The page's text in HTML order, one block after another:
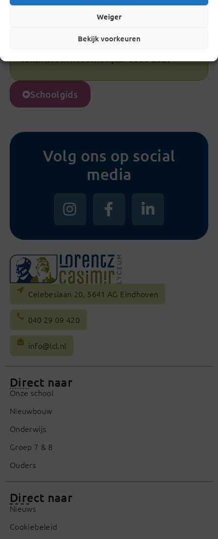
Weiger
Bekijk voorkeuren
9.4
Medezeggenschapsraad
Vakanties in het schooljaar 2026-2027
Schoolgids
Volg ons op social
media
Celebeslaan 20, 5641 AG Eindhoven
040 29 09 420
info@lcl.nl
Direct naar
Onze school
Nieuwbouw
Onderwijs
Groep 7 & 8
Ouders
Direct naar
Nieuws
Cookiebeleid